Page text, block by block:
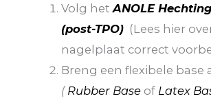
Volg hetANOLE
(post-TPO) (Lees hier
nagelplaat correct
Breng een flexibele base
( Rubber Base of Latex